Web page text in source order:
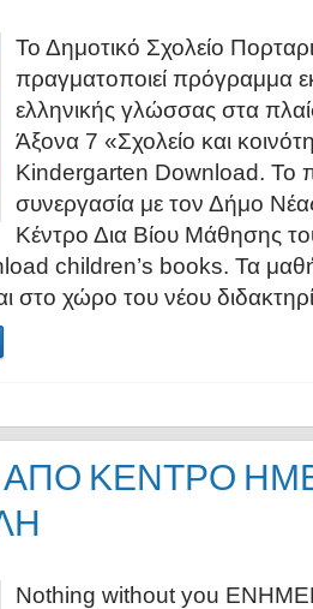
Το Δημοτικό Σχολείο
πραγματοποιεί πρόγραμμα
ελληνικής γλώσσας στα
Άξονα 7 «Σχολείο και
Kindergarten Download. Το
συνεργασία με τον Δήμο
Κέντρο Δια Βίου Μάθησης
children’s books. Τα
στο χώρο του νέου
ΑΠΟ ΚΕΝΤΡΟ
Nothing without you